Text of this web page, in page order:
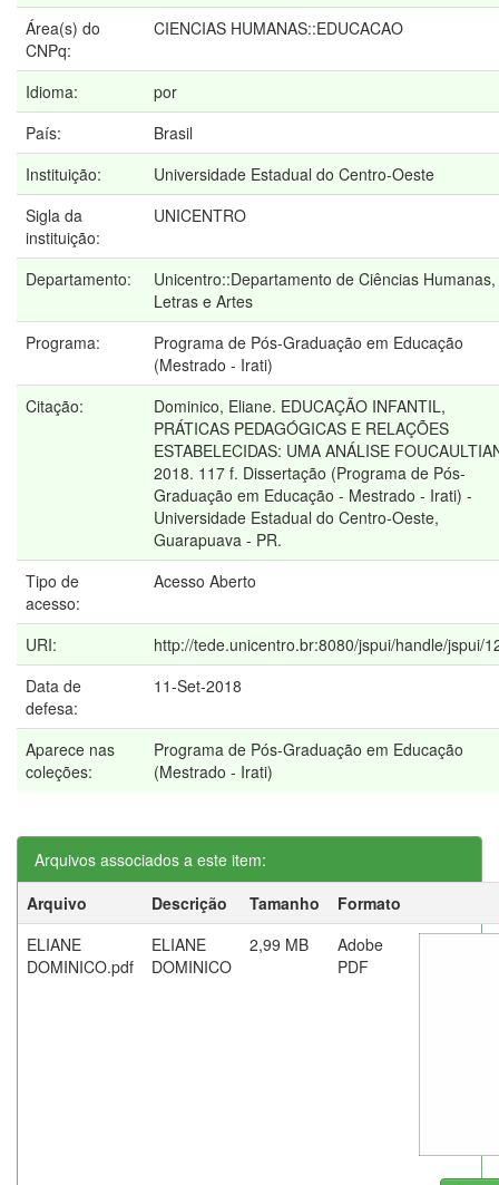
Área(s) do
CNPq:
CIENCIAS HUMANAS::EDUCACAO
Idioma:
por
País:
Brasil
Instituição:
Universidade Estadual do Centro-Oeste
Sigla da
instituição:
UNICENTRO
Departamento:
Unicentro::Departamento de Ciências Humanas,
Letras e Artes
Programa:
Programa de Pós-Graduação em Educação
(Mestrado - Irati)
Citação:
Dominico, Eliane. EDUCAÇÃO INFANTIL,
PRÁTICAS PEDAGÓGICAS E RELAÇÕES
ESTABELECIDAS: UMA ANÁLISE
2018. 117 f. Dissertação (Programa de Pós-
Graduação em Educação - Mestrado - Irati) -
Universidade Estadual do Centro-Oeste,
Guarapuava - PR.
Tipo de
acesso:
Acesso Aberto
URI:
http://tede.unicentro.br:8080/jspui/handle/jspui/
Data de
defesa:
11-Set-2018
Aparece nas
coleções:
Programa de Pós-Graduação em Educação
(Mestrado - Irati)
Arquivos associados a este item:
Arquivo
Descrição Tamanho
Formato
ELIANE
DOMINICO.pdf
ELIANE
DOMINICO
2,99 MB
Adobe
PDF